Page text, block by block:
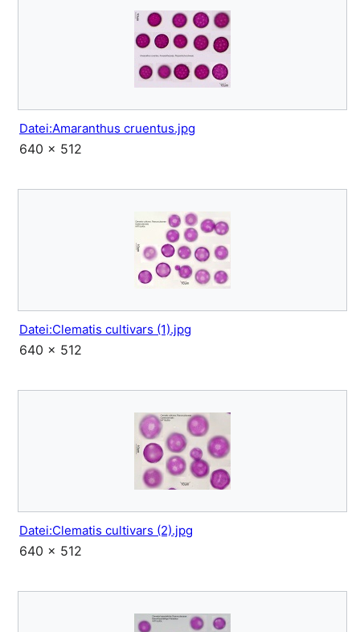
Datei:Amaranthus cruentus.jpg
640 × 512
Datei:Clematis cultivars (1).jpg
640 × 512
Datei:Clematis cultivars (2).jpg
640 × 512